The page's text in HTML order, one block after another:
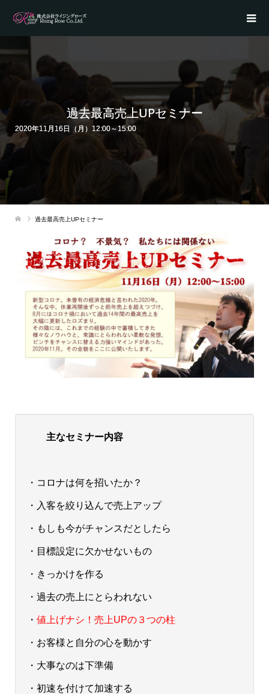
過去最高売上UPセミナー
2020年11月16日（月）12:00～15:00
過去最高売上UPセミナー
主なセミナー内容
・コロナは何を招いたか？
・入客を絞り込んで売上アップ
・もしも今がチャンスだとしたら
・目標設定に欠かせないもの
・きっかけを作る
・過去の売上にとらわれない
・ 値上げナシ！売上UPの３つの柱
・お客様と自分の心を動かす
・大事なのは下準備
・初速を付けて加速する